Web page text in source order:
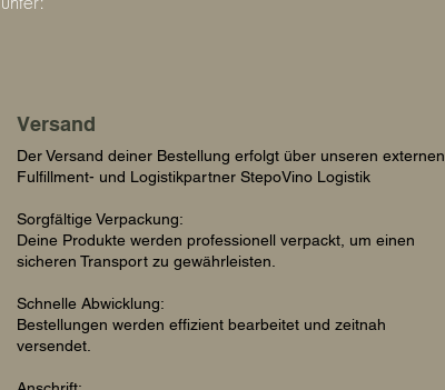
Versand
Der Versand deiner Bestellung erfolgt über unseren externen
Fulfillment- und Logistikpartner StepoVino Logistik
Sorgfältige Verpackung:
Deine Produkte werden professionell verpackt, um einen
sicheren Transport zu gewährleisten.
Schnelle Abwicklung:
Bestellungen werden effizient bearbeitet und zeitnah
versendet.